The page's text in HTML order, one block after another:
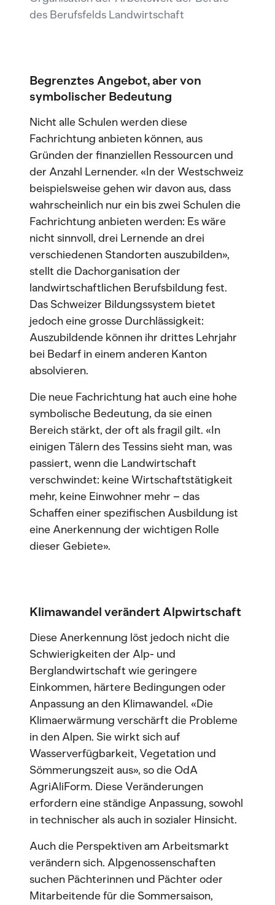
des Berufsfelds Landwirtschaft
Begrenztes Angebot,aber von
symbolischer Bedeutung
Nicht alle Schulen werden diese
Fachrichtung anbieten können, aus
Gründen der finanziellen Ressourcen und
der Anzahl Lernender. «In der Westschweiz
beispielsweise gehen wir davon aus, dass
wahrscheinlich nur ein bis zwei Schulen die
Fachrichtung anbieten werden: Es wäre
nicht sinnvoll, drei Lernende an drei
verschiedenen Standorten auszubilden»,
stellt die Dachorganisation der
landwirtschaftlichen Berufsbildung fest.
Das Schweizer Bildungssystem bietet
jedoch eine grosse Durchlässigkeit:
Auszubildende können ihr drittes Lehrjahr
bei Bedarf in einem anderen Kanton
absolvieren.
Die neue Fachrichtung hat auch eine hohe
symbolische Bedeutung, da sie einen
Bereich stärkt, der oft als fragil gilt. «In
einigen Tälern des Tessins sieht man, was
passiert, wenn die Landwirtschaft
verschwindet: keine Wirtschaftstätigkeit
mehr, keine Einwohner mehr – das
Schaffen einer spezifischen Ausbildung ist
eine Anerkennung der wichtigen Rolle
dieser Gebiete».
Klimawandel verändert Alpwirtschaft
Diese Anerkennung löst jedoch nicht die
Schwierigkeiten der Alp- und
Berglandwirtschaft wie geringere
Einkommen, härtere Bedingungen oder
Anpassung an den Klimawandel. «Die
Klimaerwärmung verschärft die Probleme
in den Alpen. Sie wirkt sich auf
Wasserverfügbarkeit, Vegetation und
Sömmerungszeit aus», so die OdA
AgriAliForm. Diese Veränderungen
erfordern eine ständige Anpassung, sowohl
in technischer als auch in sozialer Hinsicht.
Auch die Perspektiven am Arbeitsmarkt
verändern sich. Alpgenossenschaften
suchen Pächterinnen und Pächter oder
Mitarbeitende für die Sommersaison,